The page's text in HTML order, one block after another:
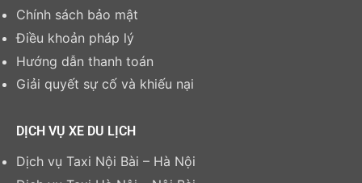
Chính sách bảo mật
Điều khoản pháp lý
Hướng dẫn thanh toán
Giải quyết sự cố và khiếu nại
DỊCH VỤ XE DU LỊCH
Dịch vụ Taxi Nội Bài – Hà Nội